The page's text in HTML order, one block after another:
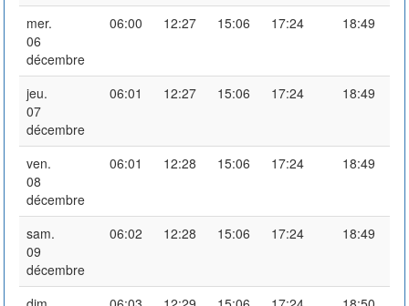
mer.
06
décembre
06:00 12:27 15:06 17:24 18:49
jeu.
07
décembre
06:01 12:27 15:06 17:24 18:49
ven.
08
décembre
06:01 12:28 15:06 17:24 18:49
sam.
09
décembre
06:02 12:28 15:06 17:24 18:49